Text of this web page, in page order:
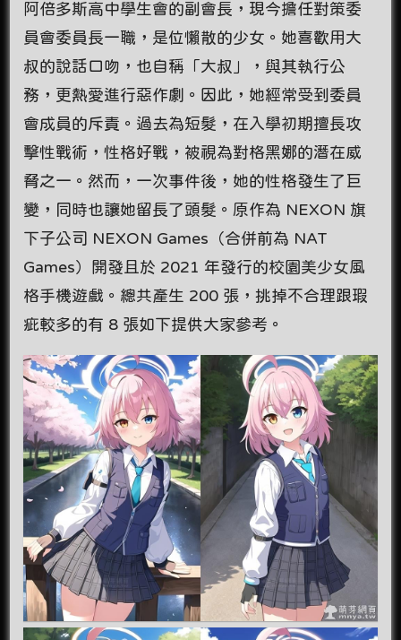
阿倍多斯高中學生會的副會長，現今擔任對策委
員會委員長一職，是位懶散的少女。她喜歡用大
叔的說話口吻，也自稱「大叔」，與其執行公
務，更熱愛進行惡作劇。因此，她經常受到委員
會成員的斥責。過去為短髮，在入學初期擅長攻
擊性戰術，性格好戰，被視為對格黑娜的潛在威
脅之一。然而，一次事件後，她的性格發生了巨
變，同時也讓她留長了頭髮。原作為 NEXON 旗
下子公司 NEXON Games（合併前為 NAT
Games）開發且於 2021 年發行的校園美少女風
格手機遊戲。總共產生 200 張，挑掉不合理跟瑕
疵較多的有 8 張如下提供大家參考。